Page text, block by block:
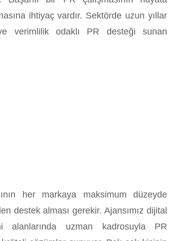
ihtiyaç vardır. Sektörde uzun yıllar
verimlilik odaklı PR desteği sunan
her markaya maksimum düzeyde
destek alması gerekir. Ajansımız dijital
alanlarında uzman kadrosuyla PR